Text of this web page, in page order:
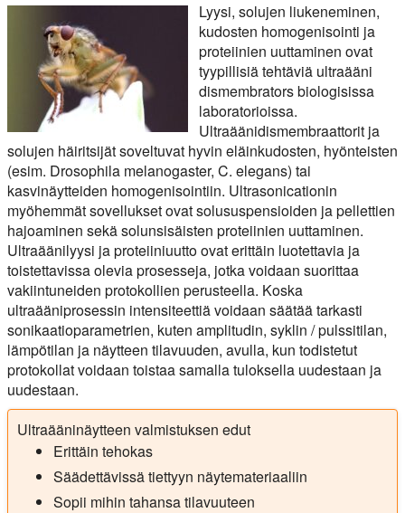
Lyysi, solujen liukeneminen,
kudosten homogenisointi ja
proteiinien uuttaminen ovat
tyypillisiä tehtäviä ultraääni
dismembrators biologisissa
laboratorioissa.
Ultraäänidismembraattorit ja
solujen häiritsijät soveltuvat hyvin eläinkudosten, hyönteisten
(esim. Drosophila melanogaster, C. elegans) tai
kasvinäytteiden homogenisointiin. Ultrasonicationin
myöhemmät sovellukset ovat solususpensioiden ja pellettien
hajoaminen sekä solunsisäisten proteiinien uuttaminen.
Ultraäänilyysi ja proteiiniuutto ovat erittäin luotettavia ja
toistettavissa olevia prosesseja, jotka voidaan suorittaa
vakiintuneiden protokollien perusteella. Koska
ultraääniprosessin intensiteettiä voidaan säätää tarkasti
sonikaatioparametrien, kuten amplitudin, syklin / pulssitilan,
lämpötilan ja näytteen tilavuuden, avulla, kun todistetut
protokollat voidaan toistaa samalla tuloksella uudestaan ja
uudestaan.
Ultraääninäytteen valmistuksen edut
Erittäin tehokas
Säädettävissä tiettyyn näytemateriaaliin
Sopii mihin tahansa tilavuuteen